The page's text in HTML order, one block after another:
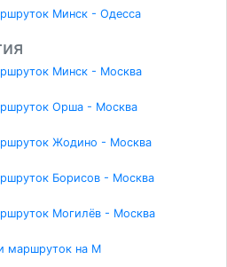
Минск - Одесса
Минск - Москва
Орша - Москва
Жодино - Москва
Борисов - Москва
Могилёв - Москва
маршруток на M